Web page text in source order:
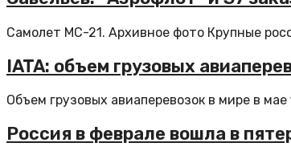
Самолет МС-21. Архивное фото Крупные
IATA: объем грузовых
Объем грузовых авиаперевозок в мире в мае
Россия в феврале вошла в